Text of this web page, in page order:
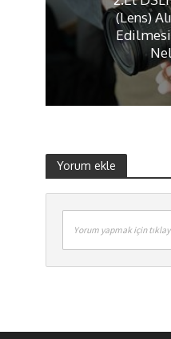
(Lens)
Yorum ekle
Yorum yapmak için